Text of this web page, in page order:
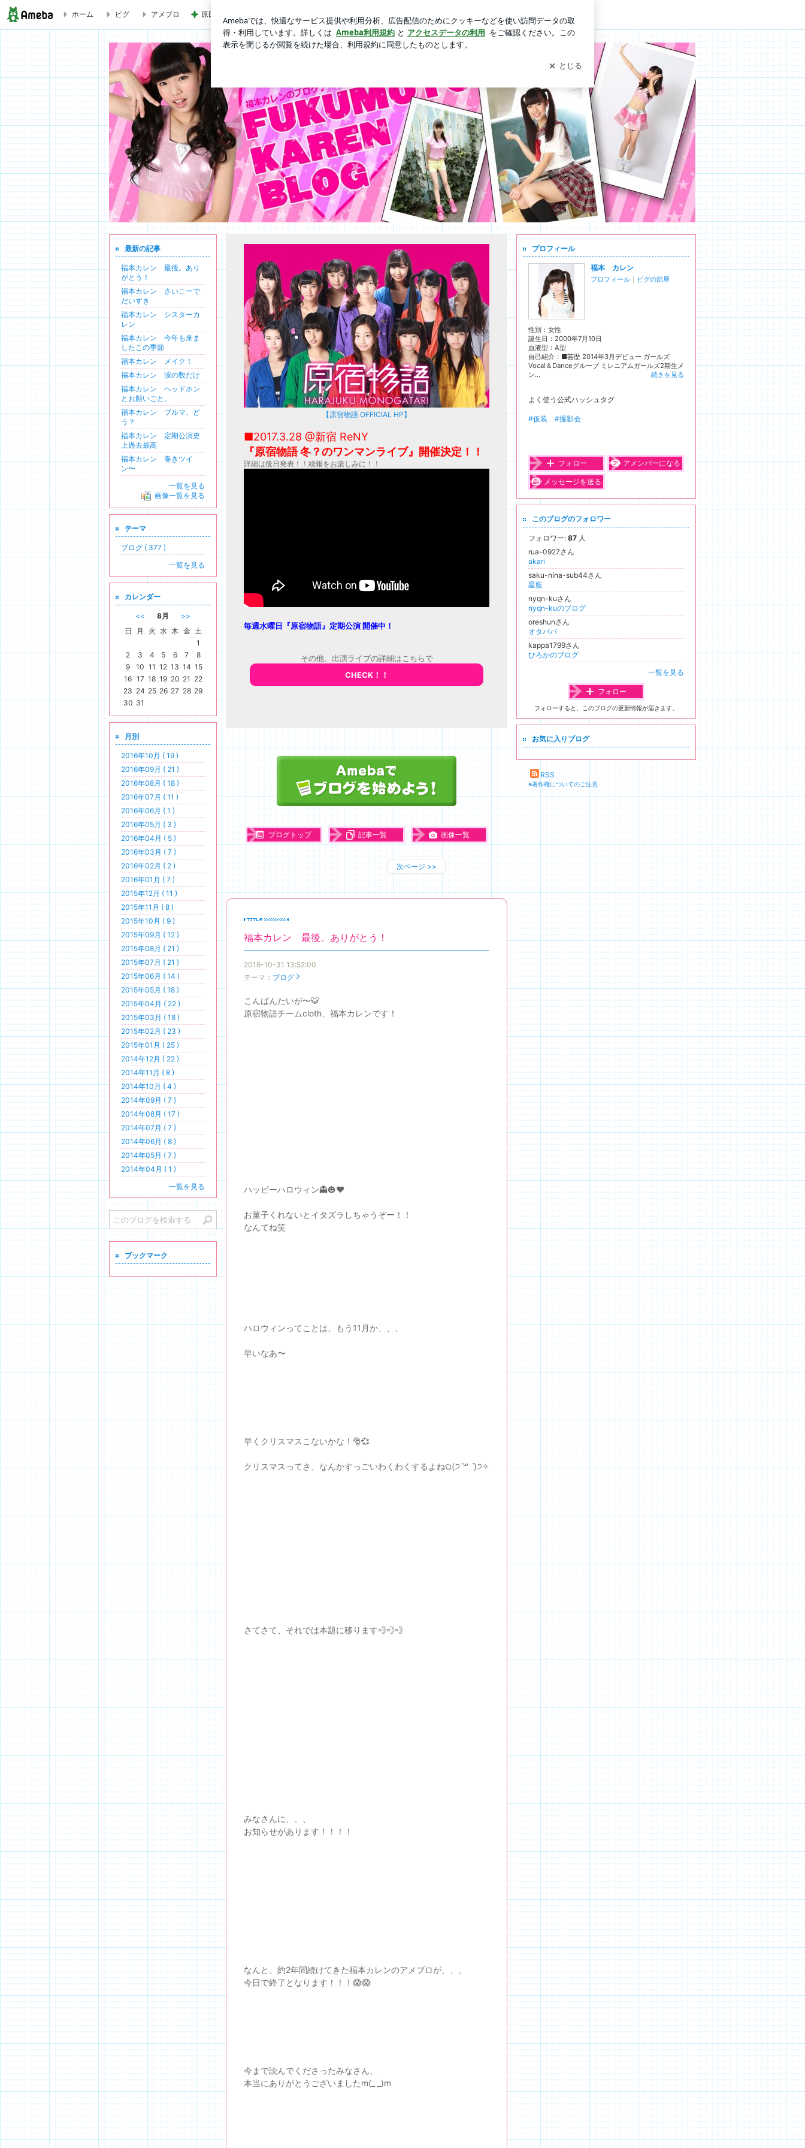
ホーム ピグ アメブロ 原田龍二の妻 今回は辛めの味玉 ログイン
福本カレンのブログ
福本カレンの公式ブログ
【原宿物語 OFFICIAL HP】
■2017.3.28 @新宿 ReNY
『原宿物語 冬？のワンマンライブ』開催決定！！
詳細は後日発表！！続報をお楽しみに！！
毎週水曜日『原宿物語』定期公演 開催中！
その他、出演ライブの詳細はこちらで
CHECK！！
ブログトップ 記事一覧 画像一覧
次ページ >>
福本カレン 最後。ありがとう！
2016-10-31 13:52:00
テーマ： ブログ
こんばんたいが〜🐯
原宿物語チームcloth、福本カレンです！
ハッピーハロウィン👻🎃❤️
お菓子くれないとイタズラしちゃうぞー！！
なんてね笑
ハロウィンってことは、もう11月か、、、
早いなあ〜
早くクリスマスこないかな！🎅💞
クリスマスってさ、なんかすっごいわくわくするよねଘ(੭ˊ꒳ ˋ)੭✧
さてさて、それでは本題に移ります💨💨💨
みなさんに、、、
お知らせがあります！！！！
なんと、約2年間続けてきた福本カレンのアメブロが、、、
今日で終了となります！！！😱😱
今まで読んでくださったみなさん、
本当にありがとうございましたm(_ _)m
プロフィール
福本 カレン
プロフィール ｜ ピグの部屋
性別： 女性
誕生日： 2000年7月10日
血液型： A型
自己紹介：■芸歴 2014年3月デビュー ガールズ
Vocal＆Danceグループ ミレニアムガールズ2期生メ
ン...
続きを見る
よく使う公式ハッシュタグ
#仮装 #撮影会
フォロー アメンバーになる
メッセージを送る
このブログのフォロワー
フォロワー: 87 人
rua-0927さん
akari
saku-nina-sub44さん
星藍
nyqn-kuさん
nyqn-kuのブログ
oreshunさん
オタパパ
kappa1799さん
ひろかのブログ
一覧を見る
フォロー
フォローすると、このブログの更新情報が届きます。
お気に入りブログ
RSS
※著作権についてのご注意
最新の記事
福本カレン 最後。あり
がとう！
福本カレン さいこーで
だいすき
福本カレン シスターカ
レン
福本カレン 今年も来ま
したこの季節
福本カレン メイク！
福本カレン 涙の数だけ
福本カレン ヘッドホン
とお願いごと。
福本カレン ブルマ、ど
う？
福本カレン 定期公演史
上過去最高
福本カレン 巻きツイ
ン〜
一覧を見る
画像一覧を見る
テーマ
ブログ ( 377 )
一覧を見る
カレンダー
<< 8月
>>
日
月 火 水 木 金 土
1
2
3 4 5 6 7
8
9
10 11 12 13 14 15
16 17 18 19 20 21 22
23 24 25 26 27 28 29
30 31
月別
2016年10月 ( 19 )
2016年09月 ( 21 )
2016年08月 ( 18 )
2016年07月 ( 11 )
2016年06月 ( 1 )
2016年05月 ( 3 )
2016年04月 ( 5 )
2016年03月 ( 7 )
2016年02月 ( 2 )
2016年01月 ( 7 )
2015年12月 ( 11 )
2015年11月 ( 8 )
2015年10月 ( 9 )
2015年09月 ( 12 )
2015年08月 ( 21 )
2015年07月 ( 21 )
2015年06月 ( 14 )
2015年05月 ( 18 )
2015年04月 ( 22 )
2015年03月 ( 18 )
2015年02月 ( 23 )
2015年01月 ( 25 )
2014年12月 ( 22 )
2014年11月 ( 8 )
2014年10月 ( 4 )
2014年09月 ( 7 )
2014年08月 ( 17 )
2014年07月 ( 7 )
2014年06月 ( 8 )
2014年05月 ( 7 )
2014年04月 ( 1 )
一覧を見る
ブックマーク